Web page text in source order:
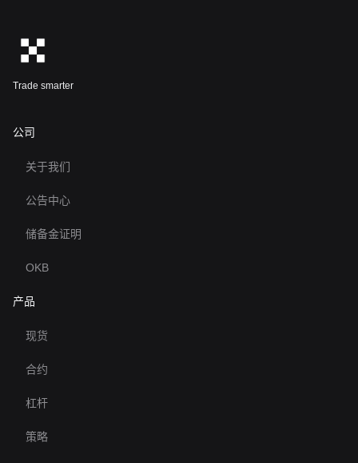
Trade smarter
公司
关于我们
公告中心
储备金证明
OKB
产品
现货
合约
杠杆
策略